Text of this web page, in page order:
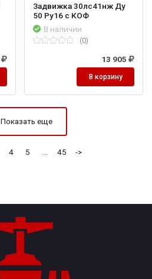
Задвижка 30лс41нж Ду
50 Ру16 с КОФ
В наличии
(0)
13 905
В корзину
Показать еще
4 5 45 ->